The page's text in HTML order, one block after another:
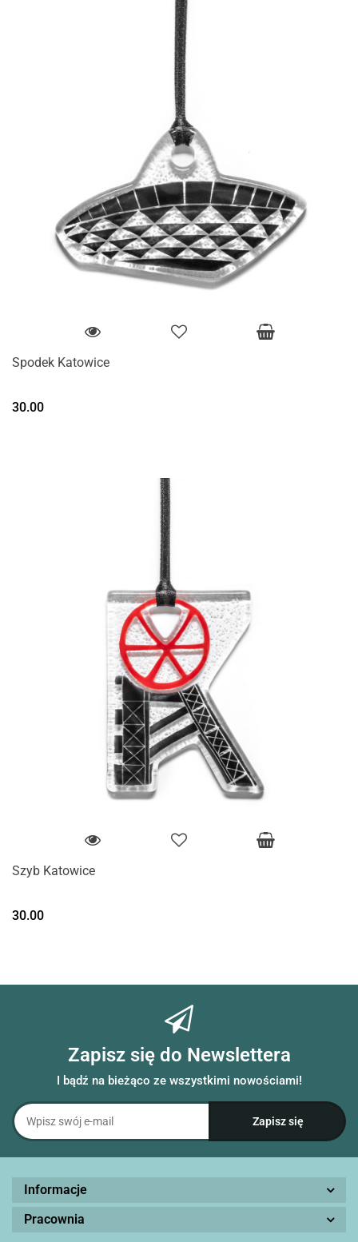
Spodek Katowice
30.00
Szyb Katowice
30.00
Zapisz się do Newslettera
I bądź na bieżąco ze wszystkimi nowościami!
Informacje
Pracownia